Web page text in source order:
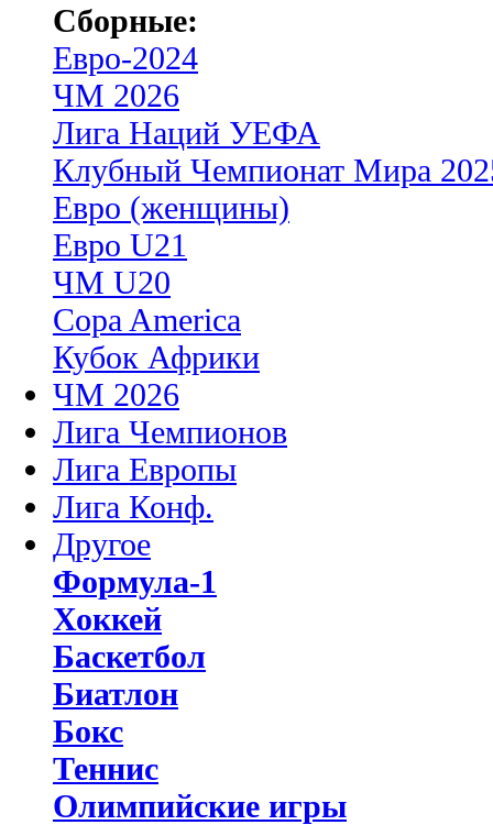
Сборные:
Евро-2024
ЧМ 2026
Лига Наций УЕФА
Клубный Чемпионат Мира
Евро (женщины)
Евро U21
ЧМ U20
Copa America
Кубок Африки
ЧМ 2026
Лига Чемпионов
Лига Европы
Лига Конф.
Другое
Формула-1
Хоккей
Баскетбол
Биатлон
Бокс
Теннис
Олимпийские игры